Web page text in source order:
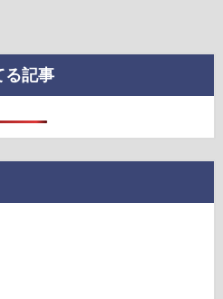
る記事